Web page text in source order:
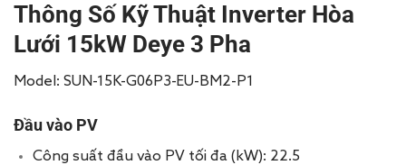
Thông Số Kỹ Thuật Inverter Hòa
Lưới 15kW Deye 3 Pha
Model: SUN-15K-G06P3-EU-BM2-P1
​Đầu vào PV
Công suất đầu vào PV tối đa (kW): 22.5